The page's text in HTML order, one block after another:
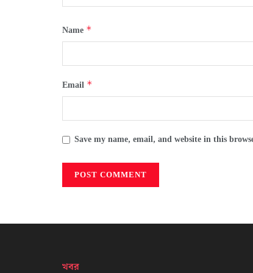
Name *
Email *
Save my name, email, and website in this
খবর